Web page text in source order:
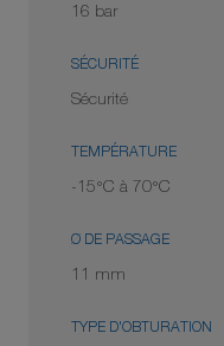
16 bar
SÉCURITÉ
Sécurité
TEMPÉRATURE
-15°C à 70°C
Ø DE PASSAGE
11 mm
TYPE D'OBTURATION